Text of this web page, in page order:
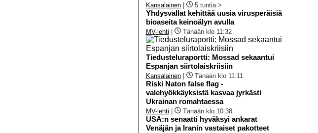
Kansalainen| 5 tuntia >
Yhdysvallat kehittää uusia virusperäisiä
bioaseita keinoälyn avulla
MV-lehti Tänään klo 11:32
Tiedusteluraportti: Mossad sekaantui
Espanjan siirtolaiskriisiin
Kansalainen| Tänään klo 11:11
Riski Naton false flag -
valehyökkäyksistä kasvaa jyrkästi
Ukrainan romahtaessa
MV-lehti Tänään klo 10:38
USA:n senaatti hyväksyi ankarat
Venäjän ja Iranin vastaiset pakotteet